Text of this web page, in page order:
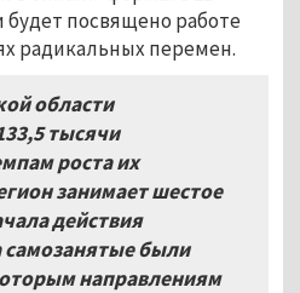
будет посвящено работе
радикальных перемен.
области
тысячи
роста их
занимает шестое
действия
самозанятые были
направлениям